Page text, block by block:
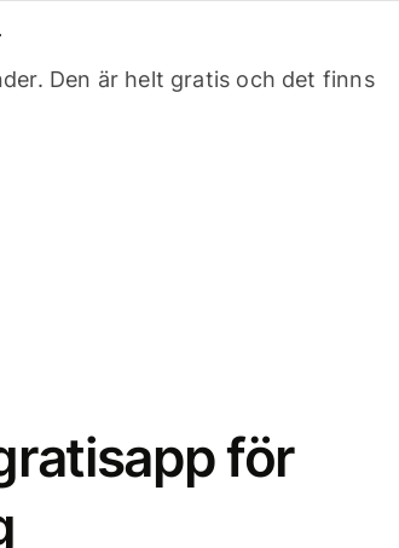
Den är helt gratis och det finns
för